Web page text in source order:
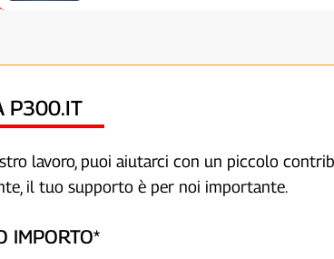
P300.IT
lavoro, puoi aiutarci con un piccolo
il tuo supporto è per noi importante.
IMPORTO*